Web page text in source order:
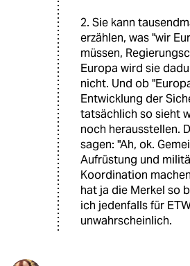
2. Sie kann
erzählen, was "wir
müssen,
Europa wird sie
nicht. Und ob
Entwicklung der
tatsächlich so sieht
noch herausstellen.
sagen: "Ah, ok.
Aufrüstung und
Koordination
hat ja die Merkel so
ich jedenfalls für
unwahrscheinlich.